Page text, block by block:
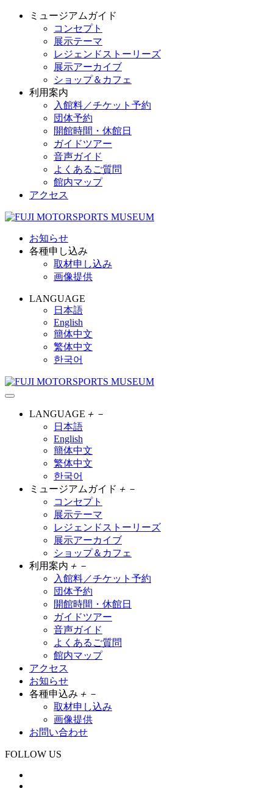
ミュージアムガイド
コンセプト
展示テーマ
レジェンドストーリーズ
展示アーカイブ
ショップ＆カフェ
利用案内
入館料／チケット予約
団体予約
開館時間・休館日
ガイドツアー
音声ガイド
よくあるご質問
館内マップ
アクセス
お知らせ
各種申し込み
取材申し込み
画像提供
LANGUAGE
日本語
English
簡体中文
繁体中文
한국어
LANGUAGE ＋ －
日本語
English
簡体中文
繁体中文
한국어
ミュージアムガイド ＋ －
コンセプト
展示テーマ
レジェンドストーリーズ
展示アーカイブ
ショップ＆カフェ
利用案内 ＋ －
入館料／チケット予約
団体予約
開館時間・休館日
ガイドツアー
音声ガイド
よくあるご質問
館内マップ
アクセス
お知らせ
各種申込み ＋ －
取材申し込み
画像提供
お問い合わせ
FOLLOW US